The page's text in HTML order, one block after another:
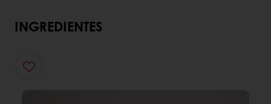
INGREDIENTES